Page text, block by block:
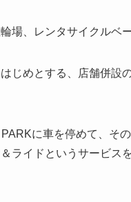
場、レンタサイクルベ
じめとする、店舗併設
に車を停めて、そ
ライドというサービス